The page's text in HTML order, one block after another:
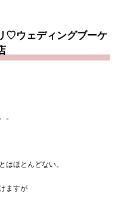
♡ウェディングブーケ
。
はほとんどない。
ますが